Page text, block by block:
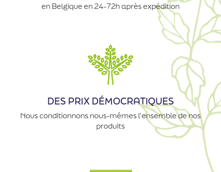
en Belgique en 24-72h après expédition
DES PRIX DÉMOCRATIQUES
Nous conditionnons nous-mêmes l’ensemble de nos
produits